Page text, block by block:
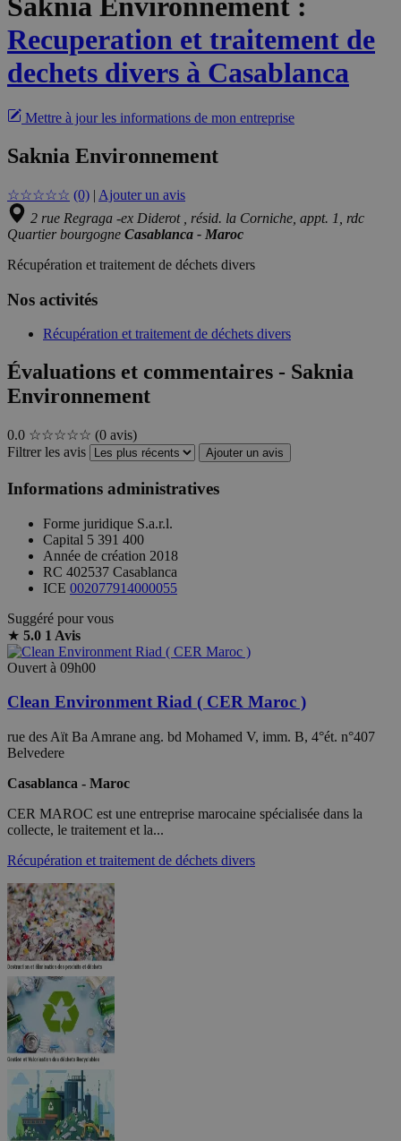
Recuperation et traitement de
dechets divers à Casablanca
Mettre à jour les informations de mon entreprise
Saknia Environnement
☆☆☆☆☆ (0) | Ajouter un avis
2 rue Regraga -ex Diderot , résid. la Corniche, appt. 1, rdc
Quartier bourgogne Casablanca - Maroc
Récupération et traitement de déchets divers
Nos activités
Récupération et traitement de déchets divers
Évaluations et commentaires - Saknia
Environnement
0.0 ☆☆☆☆☆ (0 avis)
Filtrer les avis
Ajouter un avis
Informations administratives
Forme juridique S.a.r.l.
Capital 5 391 400
Année de création 2018
RC 402537 Casablanca
ICE 002077914000055
Suggéré pour vous
★ 5.0 1 Avis
Ouvert à 09h00
Clean Environment Riad ( CER Maroc )
rue des Aït Ba Amrane ang. bd Mohamed V, imm. B, 4°ét. n°407
Belvedere
Casablanca - Maroc
CER MAROC est une entreprise marocaine spécialisée dans la
collecte, le traitement et la...
Récupération et traitement de déchets divers